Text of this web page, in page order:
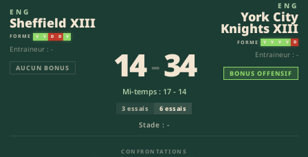
ENG
Sheffield XIII
FORME V V D D V
Entraineur : -
AUCUN BONUS
Stade : -
14-34
Mi-temps : 17 - 14
3 essais 6 essais
CONFRONTATIONS
ENG
York City
Knights XIII
FORME V V V V D
Entraineur : -
BONUS OFFENSIF